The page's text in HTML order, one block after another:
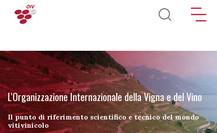
Salta al contenuto principale
L'Organizzazione Internazionale della Vigna e del Vino
Il punto di riferimento scientifico e tecnico del mondo
vitivinicolo